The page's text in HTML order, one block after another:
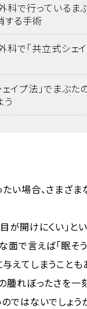
科で行っているま
する手術
科で「共立式シェ
ェイプ法」でまぶた
う
い場合、さまざ
が開けにくい」と
面で言えば「眠そう
えてしまうことも
腫れぼったさを一
ではないでしょう